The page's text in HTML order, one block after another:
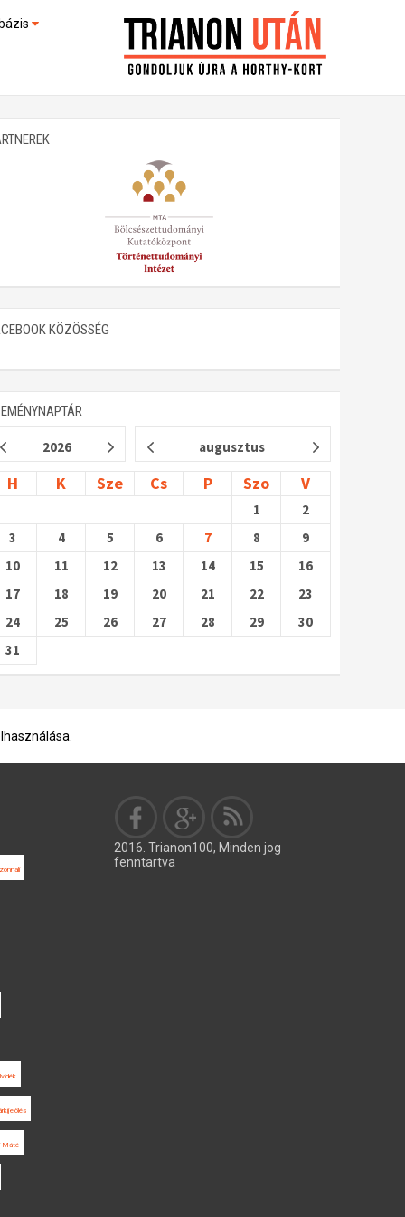
(feltöltés alatt)
KÖZÖSSÉG
2026 augusztus
H K Sze Cs P Szo V
1
2
3
4 5 6 7 8
9
10
11 12 13 14 15
16
17
18 19 20 21 22
23
24
25 26 27 28 29
30
31
Máté
2016. Trianon100, Minden jog
fenntartva